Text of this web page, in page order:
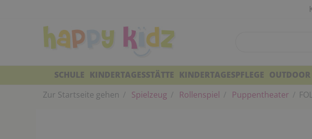
SCHULE KINDERTAGESSTÄTTE KINDERTAGESPFLEGE OUTDOOR
Zur Startseite gehen
Spielzeug Rollenspiel Puppentheater